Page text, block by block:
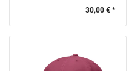
30,00 € *